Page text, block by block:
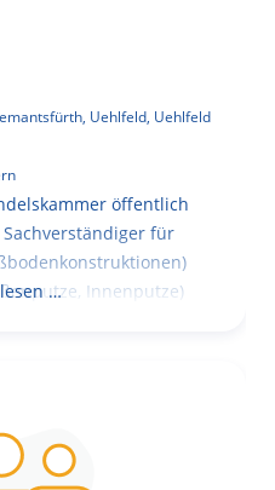
Uehlfeld, Uehlfeld
öffentlich
für
Innenputze)
…